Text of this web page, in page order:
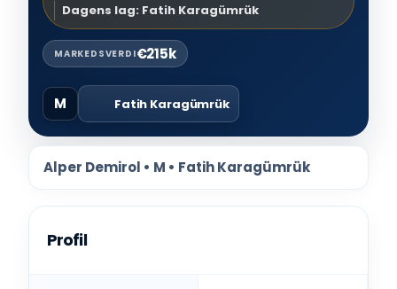
Dagens lag: Fatih Karagümrük
MARKEDSVERDI€215k
M Fatih Karagümrük
Alper Demirol • M • Fatih Karagümrük
Profil